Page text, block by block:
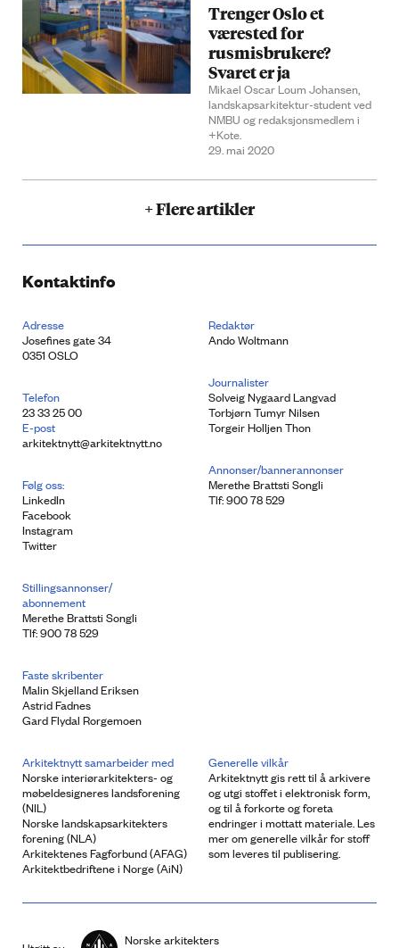
Trenger Oslo et
værested for
rusmisbrukere?
Svaret er ja
Mikael Oscar Loum Johansen,
landskapsarkitektur-student ved
NMBU og redaksjonsmedlem i
+Kote.
29. mai 2020
+ Flere artikler
Kontaktinfo
Adresse
Josefines gate 34
0351 OSLO
Telefon
23 33 25 00
E-post
arkitektnytt@arkitektnytt.no
Følg oss:
LinkedIn
Facebook
Instagram
Twitter
Redaktør
Ando Woltmann
Journalister
Solveig Nygaard Langvad
Torbjørn Tumyr Nilsen
Torgeir Holljen Thon
Annonser/bannerannonser
Merethe Brattsti Songli
Tlf: 900 78 529
Stillingsannonser/
abonnement
Merethe Brattsti Songli
Tlf: 900 78 529
Faste skribenter
Malin Skjelland Eriksen
Astrid Fadnes
Gard Flydal Rorgemoen
Arkitektnytt samarbeider med
Norske interiørarkitekters- og
møbeldesigneres landsforening
(NIL)
Norske landskapsarkitekters
forening (NLA)
Arkitektenes Fagforbund (AFAG)
Arkitektbedriftene i Norge (AiN)
Generelle vilkår
Arkitektnytt gis rett til å arkivere
og utgi stoffet i elektronisk form,
og til å forkorte og foreta
endringer i mottatt materiale. Les
mer om generelle vilkår for stoff
som leveres til publisering.
Norske arkitekters